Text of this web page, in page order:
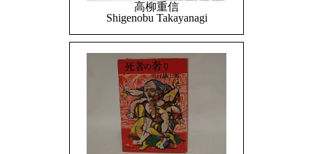
高柳重信
Shigenobu Takayanagi